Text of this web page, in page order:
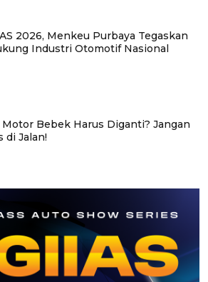
2026, Menkeu Purbaya Tegaskan
Industri Otomotif Nasional
Motor Bebek Harus Diganti? Jangan
di Jalan!